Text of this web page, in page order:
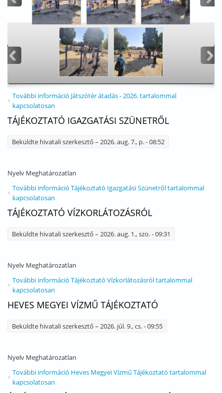
További információ Játszótér átadás - 2026. tartalommal
kapcsolatosan
TÁJÉKOZTATÓ IGAZGATÁSI SZÜNETRŐL
Beküldte hivatali szerkesztő – 2026. aug. 7., p. - 08:52
Nyelv Meghatározatlan
További információ Tájékoztató Igazgatási Szünetről tartalommal
kapcsolatosan
TÁJÉKOZTATÓ VÍZKORLÁTOZÁSRÓL
Beküldte hivatali szerkesztő – 2026. aug. 1., szo. - 09:31
Nyelv Meghatározatlan
További információ Tájékoztató Vízkorlátozásról tartalommal
kapcsolatosan
HEVES MEGYEI VÍZMŰ TÁJÉKOZTATÓ
Beküldte hivatali szerkesztő – 2026. júl. 9., cs. - 09:55
Nyelv Meghatározatlan
További információ Heves Megyei Vízmű Tájékoztató tartalommal
kapcsolatosan